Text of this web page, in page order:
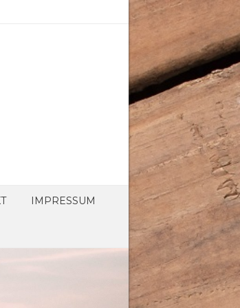
IMPRESSUM